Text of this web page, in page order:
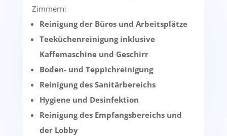
Zimmern:
Reinigung der Büros und Arbeitsplätze
Teeküchenreinigung inklusive
Kaffemaschine und Geschirr
Boden- und Teppichreinigung
Reinigung des Sanitärbereichs
Hygiene und Desinfektion
Reinigung des Empfangsbereichs und
der Lobby